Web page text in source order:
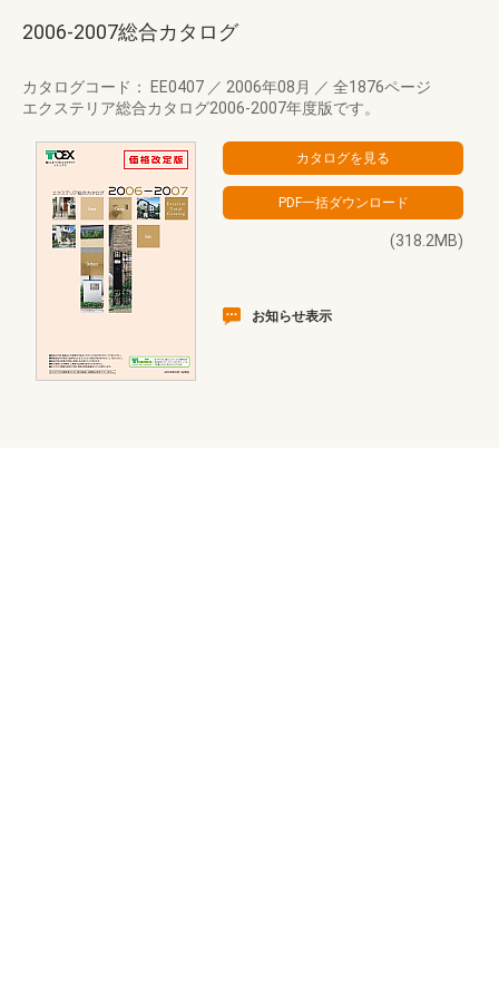
2006-2007総合カタログ
カタログコード： EE0407 ／ 2006年08月 ／ 全1876ページ
エクステリア総合カタログ2006-2007年度版です。
(318.2MB)
お知らせ表示